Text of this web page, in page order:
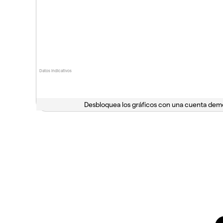
Datos indicativos
Desbloquea los gráficos con una cuenta